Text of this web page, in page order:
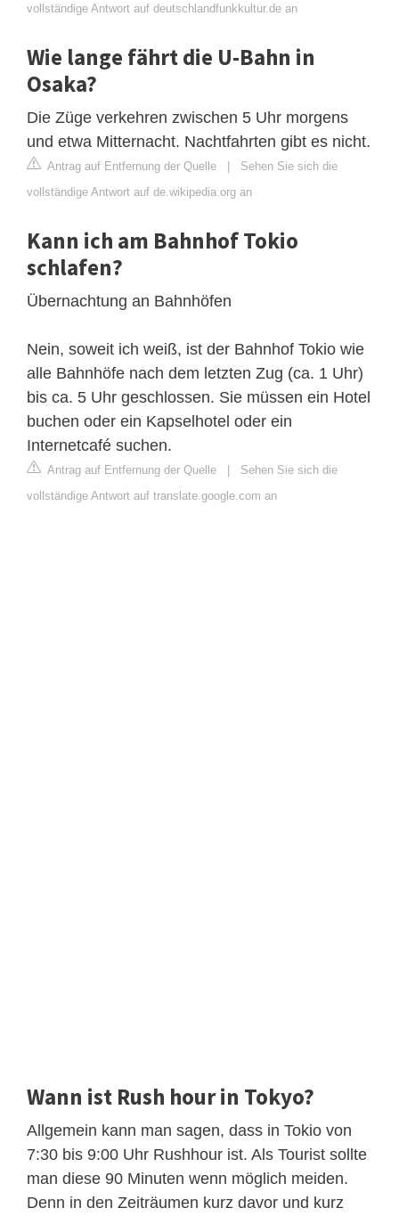
vollständige Antwort auf deutschlandfunkkultur.de an
Wie lange fährt die U-Bahn in
Osaka?
Die Züge verkehren zwischen 5 Uhr morgens
und etwa Mitternacht. Nachtfahrten gibt es nicht.
Antrag auf Entfernung der Quelle | Sehen Sie sich die
vollständige Antwort auf de.wikipedia.org an
Kann ich am Bahnhof Tokio
schlafen?
Übernachtung an Bahnhöfen
Nein, soweit ich weiß, ist der Bahnhof Tokio wie
alle Bahnhöfe nach dem letzten Zug (ca. 1 Uhr)
bis ca. 5 Uhr geschlossen. Sie müssen ein Hotel
buchen oder ein Kapselhotel oder ein
Internetcafé suchen.
Antrag auf Entfernung der Quelle | Sehen Sie sich die
vollständige Antwort auf translate.google.com an
Wann ist Rush hour in Tokyo?
Allgemein kann man sagen, dass in Tokio von
7:30 bis 9:00 Uhr Rushhour ist. Als Tourist sollte
man diese 90 Minuten wenn möglich meiden.
Denn in den Zeiträumen kurz davor und kurz